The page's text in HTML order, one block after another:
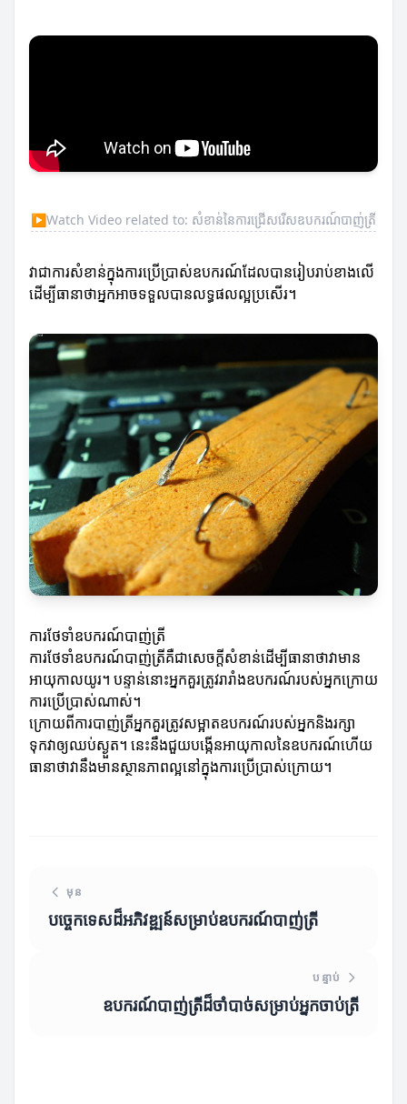
▶Watch Video related to: សំខាន់នៃការជ្រើសរើសឧបករណ៍បាញ់ត្រី
វាជាការសំខាន់ក្នុងការប្រើប្រាស់ឧបករណ៍ដែលបានរៀបរាប់ខាងលើ
ដើម្បីធានាថាអ្នកអាចទទួលបានលទ្ធផលល្អប្រសើរ។
ការថែទាំឧបករណ៍បាញ់ត្រី
ការថែទាំឧបករណ៍បាញ់ត្រីគឺជាសេចក្តីសំខាន់ដើម្បីធានាថាវាមាន
អាយុកាលយូរ។ បន្ទាន់នោះអ្នកគួរត្រូវរារាំងឧបករណ៍របស់អ្នកក្រោយ
ការប្រើប្រាស់ណាស់។
ក្រោយពីការបាញ់ត្រីអ្នកគួរត្រូវសម្អាតឧបករណ៍របស់អ្នកនិងរក្សា
ទុកវាឲ្យឈប់ស្ងួត។ នេះនឹងជួយបង្កើនអាយុកាលនៃឧបករណ៍ហើយ
ធានាថាវានឹងមានស្ថានភាពល្អនៅក្នុងការប្រើប្រាស់ក្រោយ។
មុន
បច្ចេកទេសដ៏អភិវឌ្ឍន៍សម្រាប់ឧបករណ៍បាញ់ត្រី
បន្ទាប់
ឧបករណ៍បាញ់ត្រីដ៏ចាំបាច់សម្រាប់អ្នកចាប់ត្រី